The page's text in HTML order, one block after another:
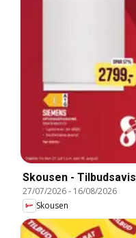
Skousen - Tilbudsavis
27/07/2026- 16/08/2026
Skousen